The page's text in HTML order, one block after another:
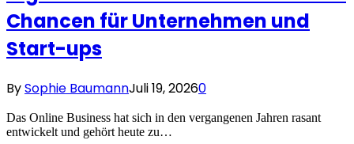
Chancen für Unternehmen und
Start-ups
BySophie BaumannJuli 19, 20260
Das Online Business hat sich in den vergangenen Jahren rasant
entwickelt und gehört heute zu…